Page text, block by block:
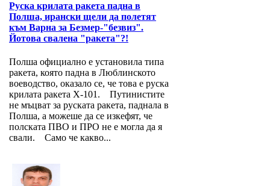
Руска крилата ракета падна в
Полша, ирански щели да полетят
към Варна за Безмер-"безвиз".
Йотова свалена "ракета"?!
Полша официално е установила типа
ракета, която падна в Люблинското
воеводство, оказало се, че това е руска
крилата ракета Х-101. Путинистите
не мъцват за руската ракета, паднала в
Полша, а можеше да се изкефят, че
полската ПВО и ПРО не е могла да я
свали. Само че какво...